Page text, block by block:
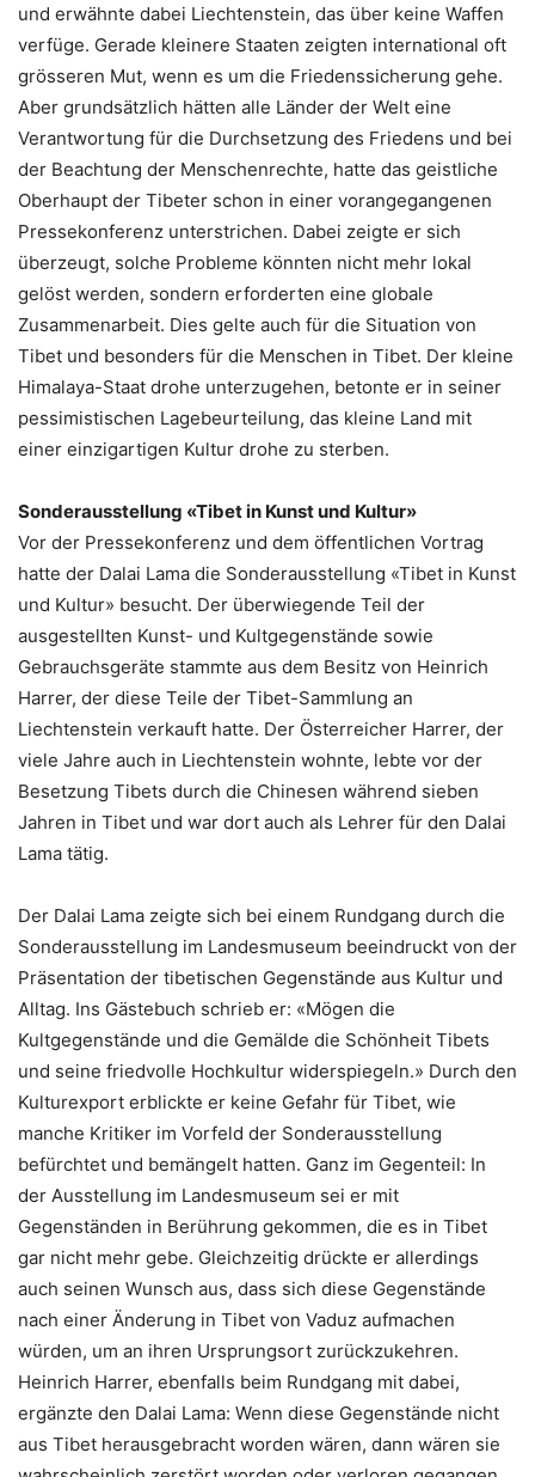
und erwähnte dabei Liechtenstein, das über keine Waffen
verfüge. Gerade kleinere Staaten zeigten international oft
grösseren Mut, wenn es um die Friedenssicherung gehe.
Aber grundsätzlich hätten alle Länder der Welt eine
Verantwortung für die Durchsetzung des Friedens und bei
der Beachtung der Menschenrechte, hatte das geistliche
Oberhaupt der Tibeter schon in einer vorangegangenen
Pressekonferenz unterstrichen. Dabei zeigte er sich
überzeugt, solche Probleme könnten nicht mehr lokal
gelöst werden, sondern erforderten eine globale
Zusammenarbeit. Dies gelte auch für die Situation von
Tibet und besonders für die Menschen in Tibet. Der kleine
Himalaya-Staat drohe unterzugehen, betonte er in seiner
pessimistischen Lagebeurteilung, das kleine Land mit
einer einzigartigen Kultur drohe zu sterben.
Sonderausstellung «Tibet in Kunst und Kultur»
Vor der Pressekonferenz und dem öffentlichen Vortrag
hatte der Dalai Lama die Sonderausstellung «Tibet in Kunst
und Kultur» besucht. Der überwiegende Teil der
ausgestellten Kunst- und Kultgegenstände sowie
Gebrauchsgeräte stammte aus dem Besitz von Heinrich
Harrer, der diese Teile der Tibet-Sammlung an
Liechtenstein verkauft hatte. Der Österreicher Harrer, der
viele Jahre auch in Liechtenstein wohnte, lebte vor der
Besetzung Tibets durch die Chinesen während sieben
Jahren in Tibet und war dort auch als Lehrer für den Dalai
Lama tätig.
Der Dalai Lama zeigte sich bei einem Rundgang durch die
Sonderausstellung im Landesmuseum beeindruckt von der
Präsentation der tibetischen Gegenstände aus Kultur und
Alltag. Ins Gästebuch schrieb er: «Mögen die
Kultgegenstände und die Gemälde die Schönheit Tibets
und seine friedvolle Hochkultur widerspiegeln.» Durch den
Kulturexport erblickte er keine Gefahr für Tibet, wie
manche Kritiker im Vorfeld der Sonderausstellung
befürchtet und bemängelt hatten. Ganz im Gegenteil: In
der Ausstellung im Landesmuseum sei er mit
Gegenständen in Berührung gekommen, die es in Tibet
gar nicht mehr gebe. Gleichzeitig drückte er allerdings
auch seinen Wunsch aus, dass sich diese Gegenstände
nach einer Änderung in Tibet von Vaduz aufmachen
würden, um an ihren Ursprungsort zurückzukehren.
Heinrich Harrer, ebenfalls beim Rundgang mit dabei,
ergänzte den Dalai Lama: Wenn diese Gegenstände nicht
aus Tibet herausgebracht worden wären, dann wären sie